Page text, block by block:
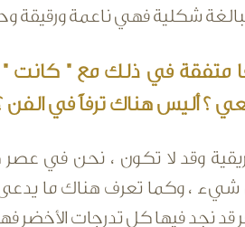
شكلية فهي ناعمة ورقيقة
متفقة في ذلك مع " كانت
؟ أليس هناك ترفاً في الفن
وقد لا تكون ، نحن في
شيء ، وكما تعرف هناك ما
نجد فيها كل تدرجات الأخضر